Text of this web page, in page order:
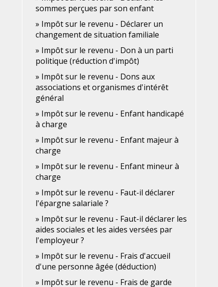
sommes perçues par son enfant
Impôt sur le revenu - Déclarer un
changement de situation familiale
Impôt sur le revenu - Don à un parti
politique (réduction d'impôt)
Impôt sur le revenu - Dons aux
associations et organismes d'intérêt
général
Impôt sur le revenu - Enfant handicapé
à charge
Impôt sur le revenu - Enfant majeur à
charge
Impôt sur le revenu - Enfant mineur à
charge
Impôt sur le revenu - Faut-il déclarer
l'épargne salariale ?
Impôt sur le revenu - Faut-il déclarer les
aides sociales et les aides versées par
l'employeur ?
Impôt sur le revenu - Frais d'accueil
d'une personne âgée (déduction)
Impôt sur le revenu - Frais de garde